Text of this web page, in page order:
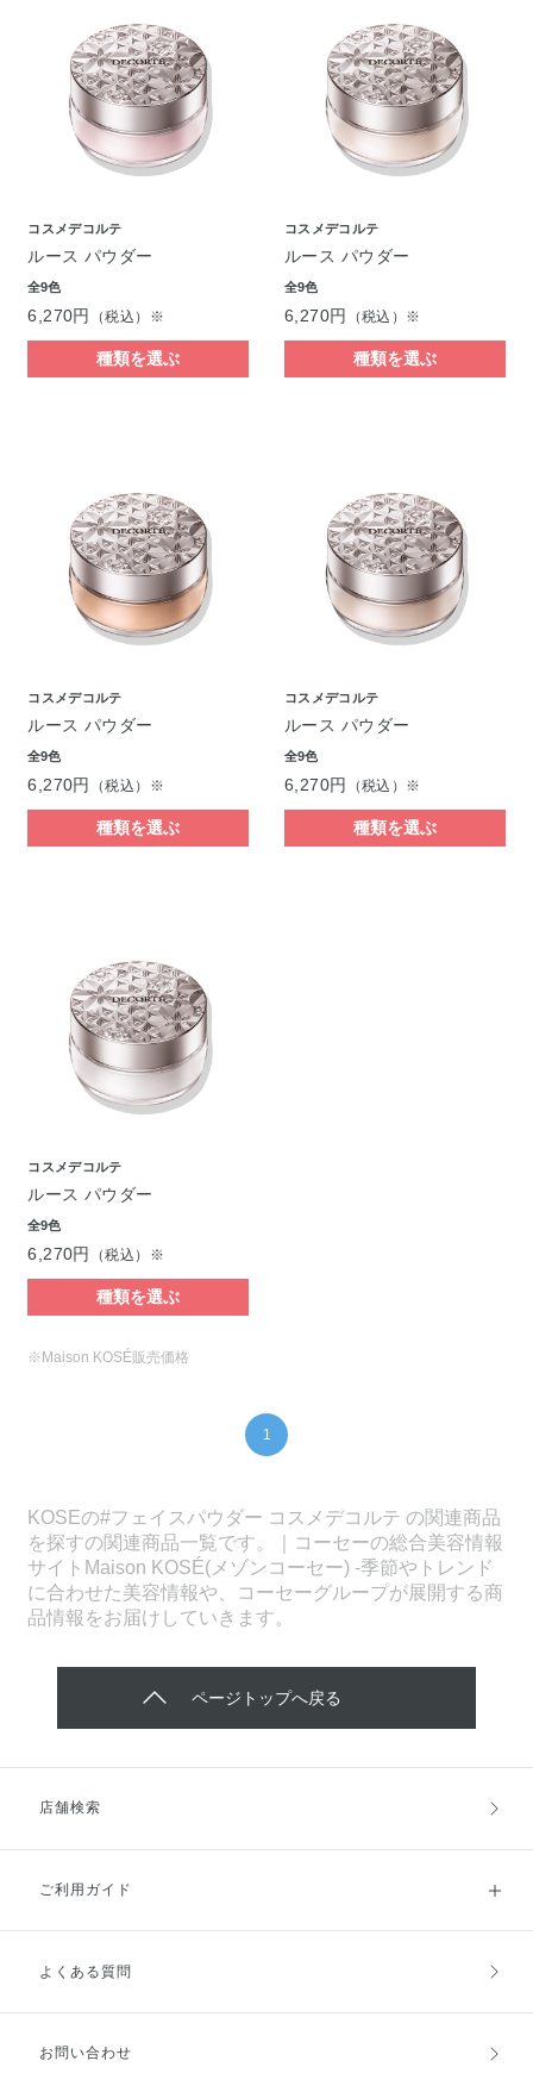
コスメデコルテ
ルース パウダー
全9色
6,270円 （税込）※
種類を選ぶ
コスメデコルテ
ルース パウダー
全9色
6,270円 （税込）※
種類を選ぶ
コスメデコルテ
ルース パウダー
全9色
6,270円 （税込）※
種類を選ぶ
コスメデコルテ
ルース パウダー
全9色
6,270円 （税込）※
種類を選ぶ
コスメデコルテ
ルース パウダー
全9色
6,270円 （税込）※
種類を選ぶ
※Maison KOSÉ販売価格
1
KOSEの#フェイスパウダー コスメデコルテ の関連商品
を探すの関連商品一覧です。｜コーセーの総合美容情報
サイトMaison KOSÉ(メゾンコーセー) -季節やトレンド
に合わせた美容情報や、コーセーグループが展開する商
品情報をお届けしていきます。
ページトップへ戻る
店舗検索
ご利用ガイド
ご利用ガイドトップ
お支払方法
よくある質問
お問い合わせ